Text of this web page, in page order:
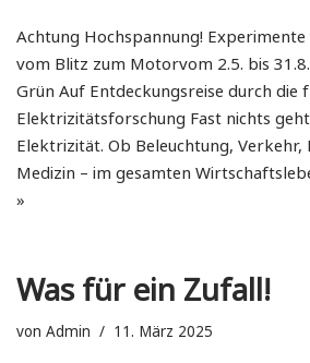
Achtung Hochspannung!
vom Blitz zum Motorvom 2.5. bis
Grün Auf Entdeckungsreise durch die
Elektrizitätsforschung Fast nichts
Elektrizität. Ob Beleuchtung,
Medizin – im gesamten
»
Was für ein Zufall!
von Admin 11. März 2025